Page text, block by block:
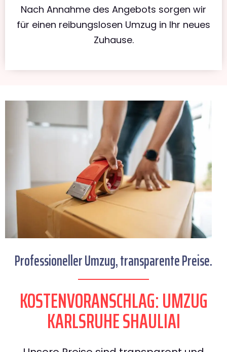
Nach Annahme des Angebots sorgen wir
für einen reibungslosen Umzug in Ihr neues
Zuhause.
Professioneller Umzug, transparente Preise.
KOSTENVORANSCHLAG: UMZUG
KARLSRUHE SHAULIAI